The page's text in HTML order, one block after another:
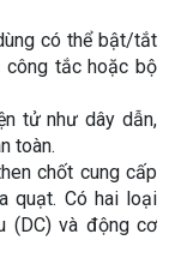
có thể bật/tắt
công tắc hoặc bộ
tử như dây dẫn,
toàn.
chốt cung cấp
quạt. Có hai loại
(DC) và động cơ